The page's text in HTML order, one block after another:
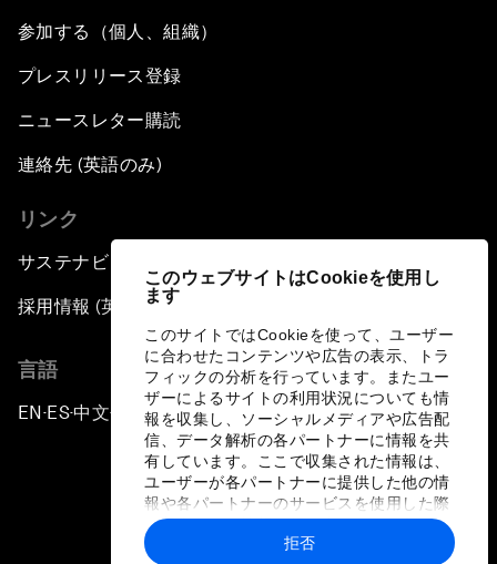
このウェブサイトはCookieを使用し
ます
このサイトではCookieを使って、ユーザー
に合わせたコンテンツや広告の表示、トラ
フィックの分析を行っています。またユー
ザーによるサイトの利用状況についても情
報を収集し、ソーシャルメディアや広告配
信、データ解析の各パートナーに情報を共
有しています。ここで収集された情報は、
ユーザーが各パートナーに提供した他の情
報や各パートナーのサービスを使用した際
に収集された情報と組み合わされ、各パー
トナーによって使用されることがありま
拒否
参加する（個人、組織）
プレスリリース登録
ニュースレター購読
連絡先 (英語のみ)
リンク
サステナビリティへの取り組み
採用情報 (英語のみ)
言語
EN ▪ ES▪中文▪ 日本語